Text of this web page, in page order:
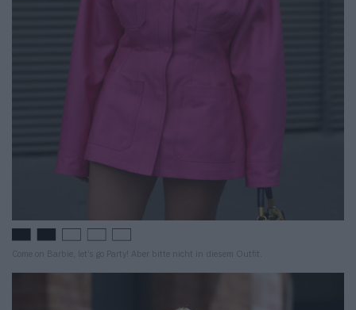
Come on Barbie, let’s go Party! Aber bitte nicht in diesem Outfit.